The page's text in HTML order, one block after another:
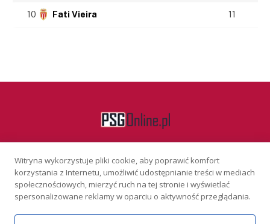
10 Fati Vieira 11
Facebook
KONTAKT REKLAMA POLITYKA PRYWATNOŚCI
Witryna wykorzystuje pliki cookie, aby poprawić komfort
korzystania z Internetu, umożliwić udostępnianie treści w mediach
społecznościowych, mierzyć ruch na tej stronie i wyświetlać
spersonalizowane reklamy w oparciu o aktywność przeglądania.